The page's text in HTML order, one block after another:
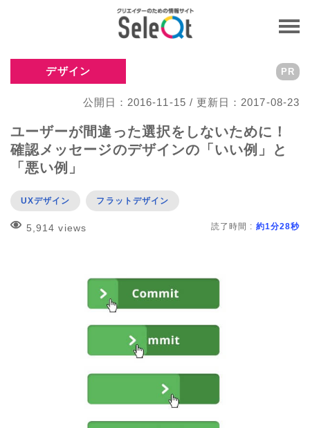
デザイン
公開日：2016-11-15 / 更新日：2017-08-23
PR
ユーザーが間違った選択をしないために！
確認メッセージのデザインの「いい例」と
「悪い例」
UXデザイン フラットデザイン
5,914 views 読了時間 : 約1分28秒